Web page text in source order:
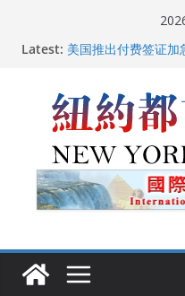
Latest: 美国推出付费签证
人！
FBI联合纽约警方突
败刑事调查
中国驻美国大使谢
再次访华